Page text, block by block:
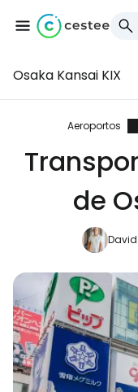
Osaka Kansai KIX
Aeroportos
de
David
Iniciar
Cestee
... a